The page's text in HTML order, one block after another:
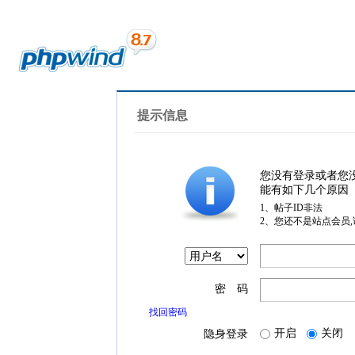
提示信息
您没有登录或者您
能有如下几个原因
1、帖子ID非法
2、您还不是站点会员
密 码
找回密码
隐身登录 开启 关闭